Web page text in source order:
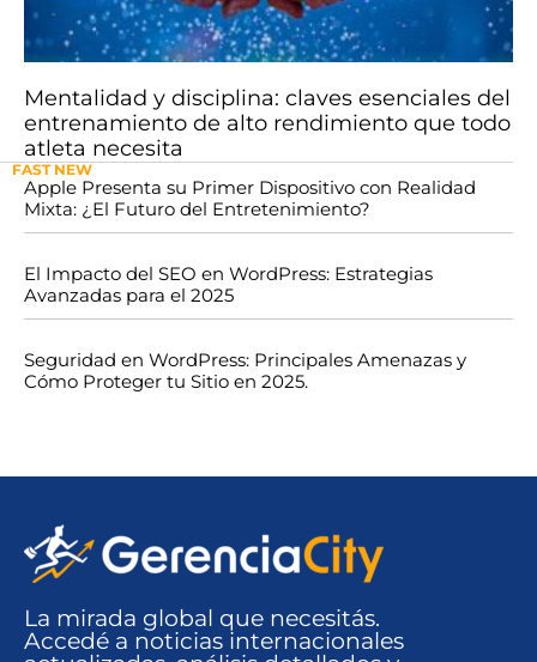
Mentalidad y disciplina: claves esenciales del
entrenamiento de alto rendimiento que todo
atleta necesita
FAST NEW
Apple Presenta su Primer Dispositivo con Realidad
Mixta: ¿El Futuro del Entretenimiento?
El Impacto del SEO en WordPress: Estrategias
Avanzadas para el 2025
Seguridad en WordPress: Principales Amenazas y
Cómo Proteger tu Sitio en 2025.
La mirada global que necesitás.
Accedé a noticias internacionales